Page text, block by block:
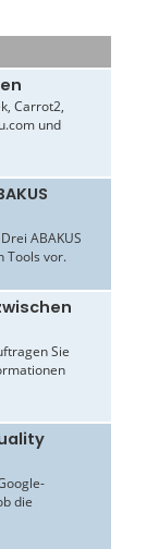
Carrot2,
und
ABAKUS
Tools vor.
Sie
die